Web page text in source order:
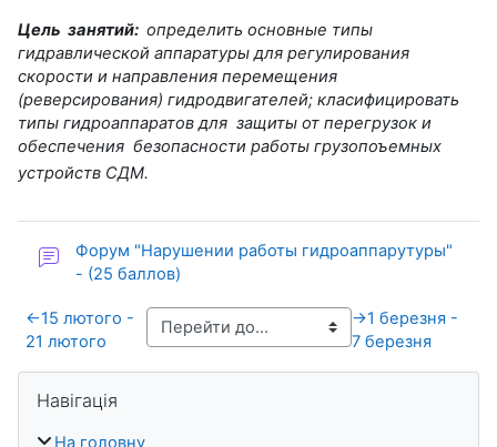
Цель занятий: определить основные типы
гидравлической аппаратуры для регулирования
скорости и направления перемещения
(реверсирования) гидродвигателей; класифицировать
типы гидроаппаратов для защиты от перегрузок и
обеспечения безопасности работы грузопоъемных
устройств СДМ.
Форум "Нарушении работы гидроаппарутуры"
- (25 баллов)
←15 лютого -
21 лютого
→1 березня -
7 березня
Навігація
На головну